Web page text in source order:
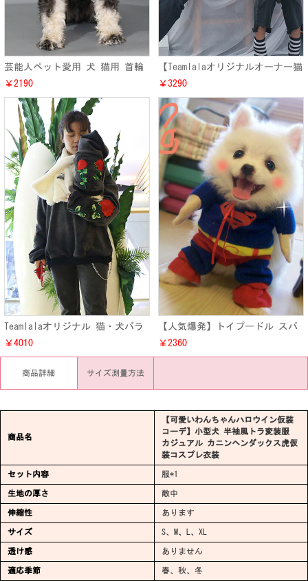
芸能人ペット愛用 犬 猫用 首輪
ネックレス お洒落 ドッグス フ
ェザーネックレス アクセサリー
￥2190
【Teamlalaオリジナルオーナー猫
犬ペアルック】 ピンク・ミドル
私服風 ドッグス・キャット 春夏
秋冬兼用 洋服衣装
￥3290
Teamlalaオリジナル 猫・犬バラ
刺繍プリント パーカー洋服衣装
秋冬兼用 上品 ねこ・ワンちゃん
長袖 オーナー様とペットペアル
￥4010
【人気爆発】トイプードル スパ
イダーマン風変装服 ミニチュア
ダックスハロウイン変装服通販
￥2360
商品詳細 サイズ測量方法
商品名
【可愛いわんちゃんハロウイン仮装
コーデ】小型犬 半袖風トラ変装服
カジュアル カニンヘンダックス虎仮
装コスプレ衣装
セット内容 服*1
生地の厚さ 敵中
伸縮性 あります
サイズ S、M、L、XL
透け感 ありません
適応季節 春、秋、冬